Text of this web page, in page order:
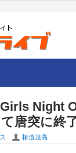
Night
唐突に終
U 椿道茂高